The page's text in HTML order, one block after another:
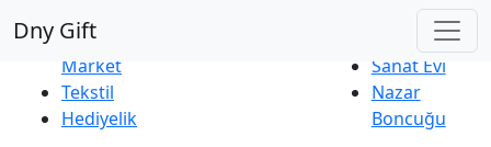
Dny Gift
Yeni Ürünler
İndirim
Market
Tekstil
Hediyelik
Sanat Evi
Nazar
Boncuğu